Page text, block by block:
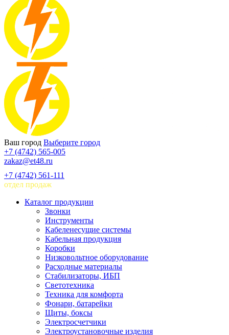
Ваш город Выберите город
+7 (4742) 565-005
zakaz@et48.ru
+7 (4742) 561-111
отдел продаж
Каталог продукции
Звонки
Инструменты
Кабеленесущие системы
Кабельная продукция
Коробки
Низковольтное оборудование
Расходные материалы
Стабилизаторы, ИБП
Светотехника
Техника для комфорта
Фонари, батарейки
Щиты, боксы
Электросчетчики
Электроустановочные изделия